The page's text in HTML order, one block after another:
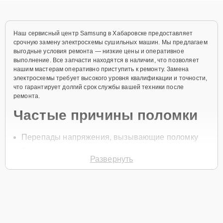
Наш сервисный центр Samsung в Хабаровске предоставляет
срочную замену электросхемы сушильных машин. Мы предлагаем
выгодные условия ремонта — низкие цены и оперативное
выполнение. Все запчасти находятся в наличии, что позволяет
нашим мастерам оперативно приступить к ремонту. Замена
электросхемы требует высокого уровня квалификации и точности,
что гарантирует долгий срок службы вашей техники после
ремонта.
Частые причины поломки
Перепады напряжения, вызывающие поломку
Повреждение компонентов
Развернуть